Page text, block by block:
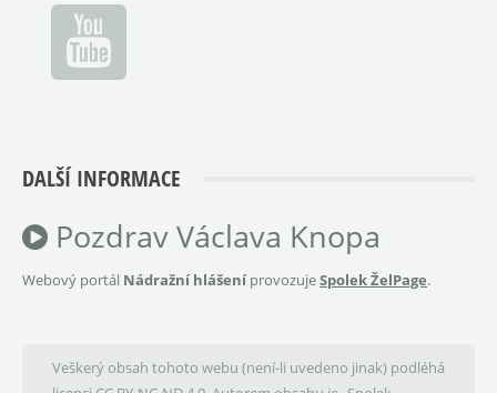
DALŠÍ INFORMACE
Pozdrav Václava Knopa
Webový portál Nádražní hlášeníprovozujeSpolek ŽelPage.
Veškerý obsah tohoto webu (není-li uvedeno jinak) podléhá